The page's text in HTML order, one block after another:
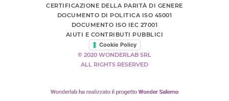
CERTIFICAZIONE DELLA PARITÀ DI GENERE
DOCUMENTO DI POLITICA ISO 45001
DOCUMENTO ISO IEC 27001
AIUTI E CONTRIBUTI PUBBLICI
Cookie Policy
© 2020 WONDERLAB SRL
ALL RIGHTS RESERVED